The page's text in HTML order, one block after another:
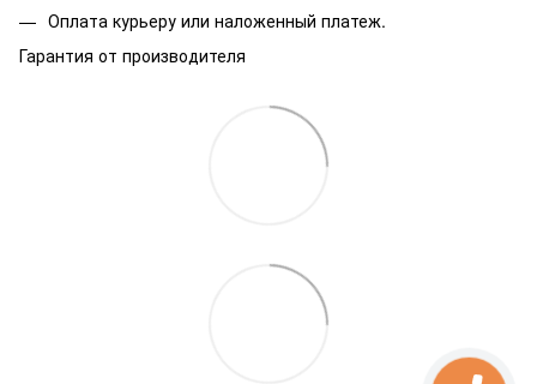
Оплата курьеру или наложенный платеж.
Гарантия от производителя